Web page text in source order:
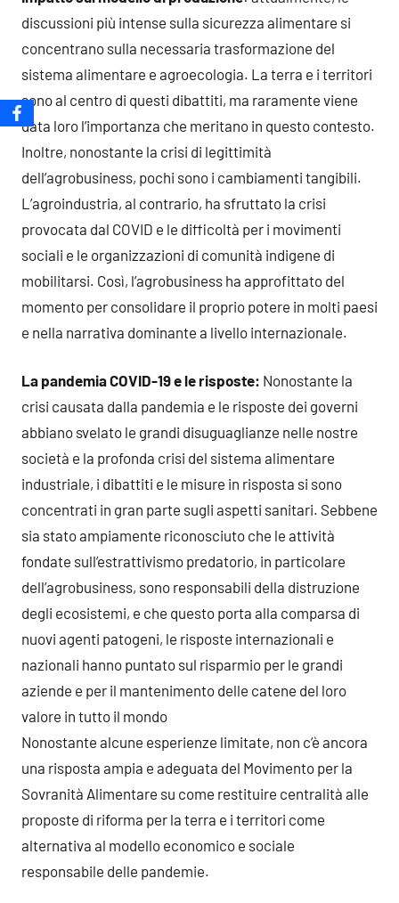
discussioni più intense sulla sicurezza alimentare si
concentrano sulla necessaria trasformazione del
sistema alimentare e agroecologia. La terra e i territori
sono al centro di questi dibattiti, ma raramente viene
data loro l’importanza che meritano in questo contesto.
Inoltre, nonostante la crisi di legittimità
dell’agrobusiness, pochi sono i cambiamenti tangibili.
L’agroindustria, al contrario, ha sfruttato la crisi
provocata dal COVID e le difficoltà per i movimenti
sociali e le organizzazioni di comunità indigene di
mobilitarsi. Così, l’agrobusiness ha approfittato del
momento per consolidare il proprio potere in molti paesi
e nella narrativa dominante a livello internazionale.
La pandemia COVID-19 e le risposte: Nonostante la
crisi causata dalla pandemia e le risposte dei governi
abbiano svelato le grandi disuguaglianze nelle nostre
società e la profonda crisi del sistema alimentare
industriale, i dibattiti e le misure in risposta si sono
concentrati in gran parte sugli aspetti sanitari. Sebbene
sia stato ampiamente riconosciuto che le attività
fondate sull’estrattivismo predatorio, in particolare
dell’agrobusiness, sono responsabili della distruzione
degli ecosistemi, e che questo porta alla comparsa di
nuovi agenti patogeni, le risposte internazionali e
nazionali hanno puntato sul risparmio per le grandi
aziende e per il mantenimento delle catene del loro
valore in tutto il mondo
Nonostante alcune esperienze limitate, non c’è ancora
una risposta ampia e adeguata del Movimento per la
Sovranità Alimentare su come restituire centralità alle
proposte di riforma per la terra e i territori come
alternativa al modello economico e sociale
responsabile delle pandemie.